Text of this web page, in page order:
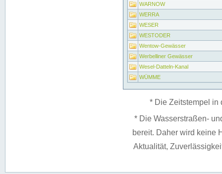
WARNOW
WERRA
WESER
WESTODER
Wentow-Gewässer
Werbelliner Gewässer
Wesel-Datteln-Kanal
WÜMME
* Die Zeitstempel in
* Die Wasserstraßen-
bereit. Daher wird keine
Aktualität,